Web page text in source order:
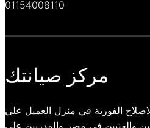
01154008110
مركز صيانتك
الفورية في منزل العميل علي
والفنيين في مصر والمدربين علي